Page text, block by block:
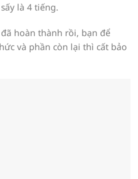
là 4 tiếng.
hoàn thành rồi, bạn để
và phần còn lại thì cất bảo